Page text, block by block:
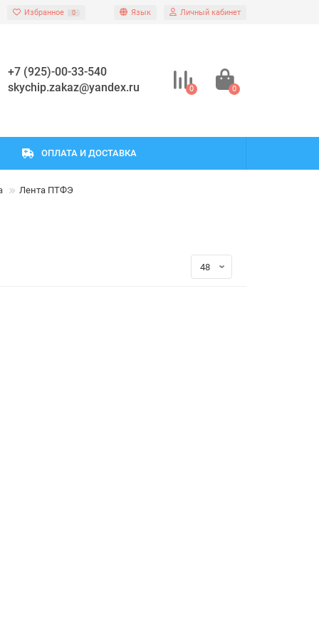
Избранное 0 Язык Личный кабинет
+7 (925)-00-33-540
skychip.zakaz@yandex.ru
0 0
ОПЛАТА И ДОСТАВКА
Лента ПТФЭ